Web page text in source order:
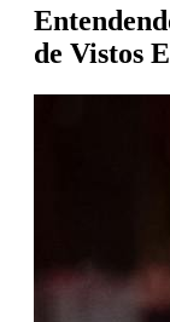
de Vistos